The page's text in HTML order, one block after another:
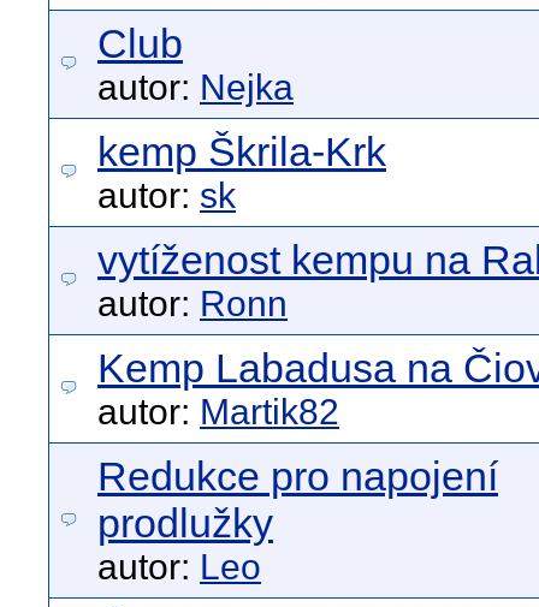
Club
autor: Nejka
kemp Škrila-Krk
autor: sk
vytíženost kempu na
autor: Ronn
Kemp Labadusa na
autor: Martik82
Redukce pro napojení
prodlužky
autor: Leo